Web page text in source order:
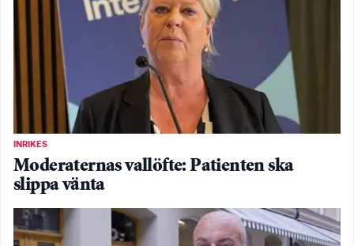
INRIKES
Moderaternas vallöfte: Patienten ska
slippa vänta